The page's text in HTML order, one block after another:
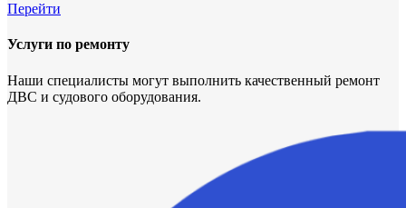
Перейти
Услуги по ремонту
Наши специалисты могут выполнить качественный ремонт
ДВС и судового оборудования.